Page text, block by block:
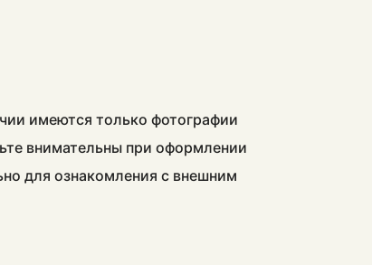
имеются только фотографии
внимательны при оформлении
для ознакомления с внешним